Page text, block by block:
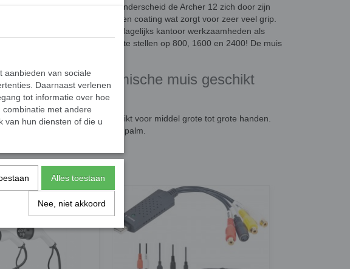
dmv de led indicator. Verder onderscheid de Archer 12 zich door zijn
en zeer fijne matte rubberen coating wat zorgt voor zeer veel grip.
muis is zowel geschikt voor dagelijks kantoor werkzaamheden als
instelbare DPI. Deze DPI is in te stellen op 800, 1600 en 2400! De muis
Ergonomische muis geschikt
muismuis is geschikt voor middel grote tot grote handen.
cm gemeten van vingertop tot palm.
aanbieden van sociale
Daarnaast verlenen
tot informatie over hoe
met andere
van hun diensten of die u
Alles toestaan
Nee, niet akkoord